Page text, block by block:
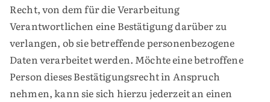
Recht, von dem für die Verarbeitung
Verantwortlichen eine Bestätigung darüber zu
verlangen, ob sie betreffende personenbezogene
Daten verarbeitet werden. Möchte eine betroffene
Person dieses Bestätigungsrecht in Anspruch
nehmen, kann sie sich hierzu jederzeit an einen